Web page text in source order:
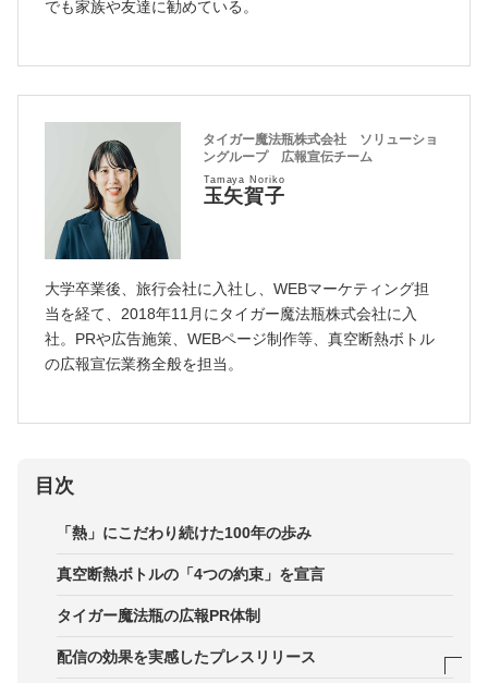
でも家族や友達に勧めている。
タイガー魔法瓶株式会社 ソリューショ
ングループ 広報宣伝チーム
玉矢賀子
Tamaya Noriko
大学卒業後、旅行会社に入社し、WEBマーケティング担
当を経て、2018年11月にタイガー魔法瓶株式会社に入
社。PRや広告施策、WEBページ制作等、真空断熱ボトル
の広報宣伝業務全般を担当。
目次
「熱」にこだわり続けた100年の歩み
真空断熱ボトルの「4つの約束」を宣言
タイガー魔法瓶の広報PR体制
配信の効果を実感したプレスリリース